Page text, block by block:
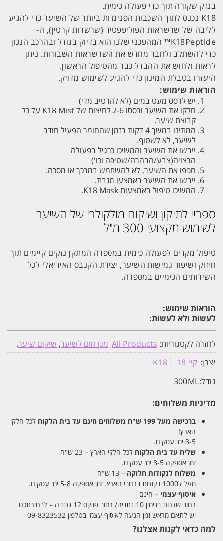
בנזק שקורה תוך כדי פעולה כימית.
K18 נכנס לתוך השכבות הפנימיות ביותר של השיער כדי להגיע
לליבה של שרשראות הפוליפפטיד (שרשרות קרטין), ה-
K18Peptide™ המהפכני שלנו הוא בדיוק בגודל ובהרכב הנכון
כדי להשתלב ולחבר מחדש את השרשראות השבורות. ניתן
לראות ולחוש את ההבדל כבר מהטיפול הראשון.
היעזרו בטבלת המינון כדי להגיע לשימוש מדויק.
הוראות שימוש:
יש לרסס מעט במים (לא להרטיב מדי)
חלקו את השיער ורססו 2-6 לחיצות של K18 Mist על כל
קבוצת שיער.
המתינו במשך 4 דקות בזמן שהחומר הפעיל חודר
לשיער, לאלשטוף.
ייבשו את השיער והמשיכו כרגיל בפעולה
הרצויה(צבע/הבהרה/שטיפה וכו')
חפפו את השיער, לאלהשתמש במרכך או מסכה.
ייבשו את השיער באמצעו מגבת.
המשיכו טיפול באמצעות K18 Mask.
ספריי לתיקון ושיקום מולקולרי של השיער
לשימוש מקצועי 300 מ"ל
טיפול מקדים לפעולה כימית במספרה המתקן נזקים קיימים תוך
חיזוק ושיפור גמישות השיער, יצירת הקנבס האידיאלי לכל
השירותים הכימיים במספרה.
הוראות שימוש:
לעשות ולא לעשות:
לחזרה לקטגוריות: All Products
, מגן חום לשיער, שיקום שיער.
יצרן: קיי 18 | K18
גודל:300ML
מדיניות משלוחים:
ברכישה מעל 199 ש"ח משלוחים חינם עד בית הלקוח לכל חלקי
הארץ!
3-5 ימי עסקים.
שליח עד בית הלקוח לכל חלקי הארץ – 23 ש"ח
זמן אספקה 3-5 ימי עסקים.
משלוח לנקודות חלוקה – 13 ש"ח
מעל ל1000 נקודות ברחבי הארץ. זמן אספקה 5-8 ימי עסקים.
איסוף עצמי – חינם
רחוב שדרות בנימין 10 נתניה/ רחוב פנקס 12 נתניה – לבחירתכם
יש לתאם מראש זמן הגעה לאיסוף עצמי בטלפון 09-8323532
למה כדאי לקנות אצלנו?